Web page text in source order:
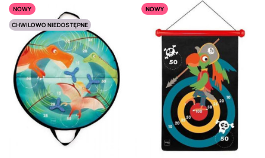
NOWY
CHWILOWO NIEDOSTĘPNE
NOWY